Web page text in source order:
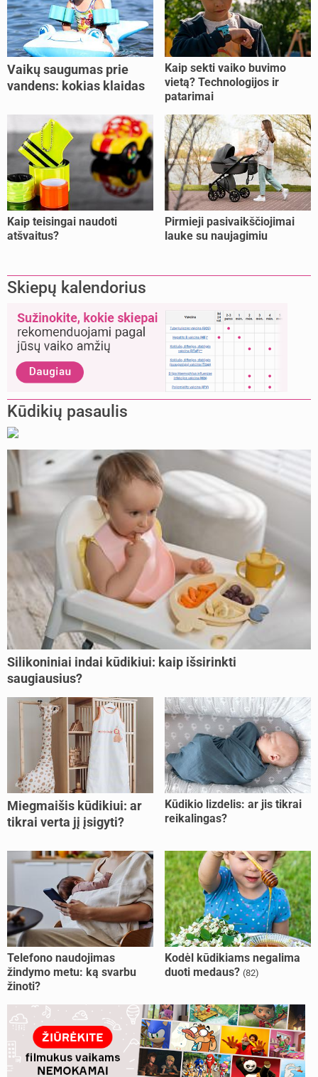
Vaikų saugumas prie
vandens: kokias klaidas
Kaip sekti vaiko buvimo
vietą? Technologijos ir
patarimai
Kaip teisingai naudoti
atšvaitus?
Pirmieji pasivaikščiojimai
lauke su naujagimiu
Skiepų kalendorius
Kūdikių pasaulis
Silikoniniai indai kūdikiui: kaip išsirinkti
saugiausius?
Miegmaišis kūdikiui: ar
tikrai verta jį įsigyti?
Kūdikio lizdelis: ar jis tikrai
reikalingas?
Telefono naudojimas
žindymo metu: ką svarbu
žinoti?
Kodėl kūdikiams negalima
duoti medaus? (82)